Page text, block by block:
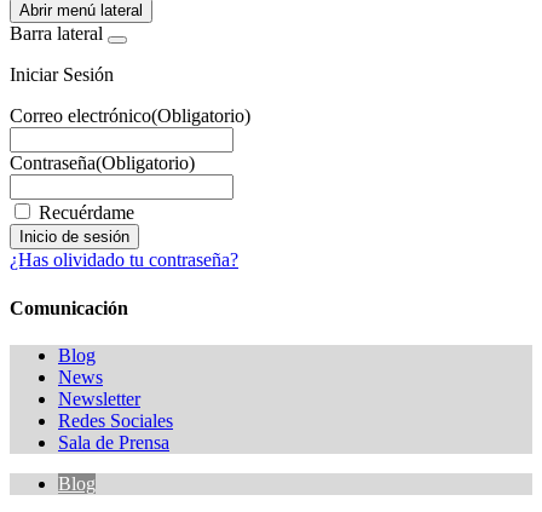
Abrir menú lateral
Barra lateral
Iniciar Sesión
Correo electrónico(Obligatorio)
Contraseña(Obligatorio)
Recuérdame
¿Has olividado tu contraseña?
Comunicación
Blog
News
Newsletter
Redes Sociales
Sala de Prensa
Blog